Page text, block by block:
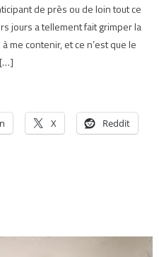
de près ou de loin tout ce
jours a tellement fait grimper la
me contenir, et ce n’est que le
X Reddit